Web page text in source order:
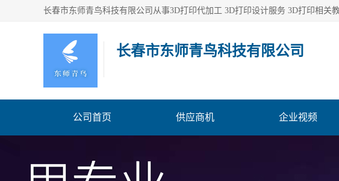
长春市东师青鸟科技有限公司
公司首页 供应商机 企业视频